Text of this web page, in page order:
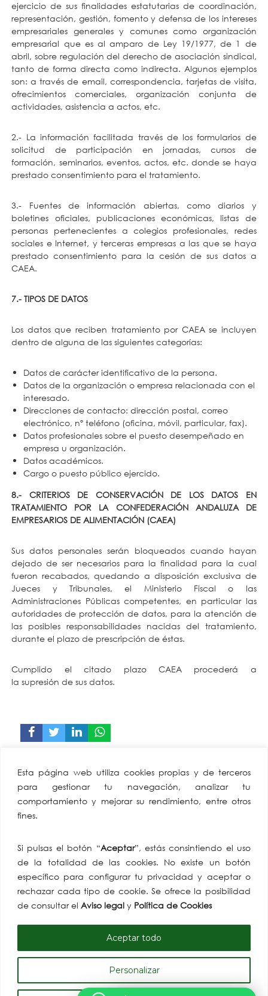
Esta página web utiliza cookies propias y de terceros
para gestionar tu navegación, analizar tu
comportamiento y mejorar su rendimiento, entre otros
fines.
Si pulsas el botón “Aceptar”, estás consintiendo el uso
de la totalidad de las cookies. No existe un botón
específico para configurar tu privacidad y aceptar o
rechazar cada tipo de cookie. Se ofrece la posibilidad
de consultar el Aviso legal y Política de Cookies
Personalizar
Aceptar todo
ejercicio de sus finalidades estatutarias de coordinación,
representación, gestión, fomento y defensa de los intereses
empresariales generales y comunes como organización
empresarial que es al amparo de Ley 19/1977, de 1 de
abril, sobre regulación del derecho de asociación sindical,
tanto de forma directa como indirecta. Algunos ejemplos
son: a través de email, correspondencia, tarjetas de visita,
ofrecimientos comerciales, organización conjunta de
actividades, asistencia a actos, etc.
2.- La información facilitada través de los formularios de
solicitud de participación en jornadas, cursos de
formación, seminarios, eventos, actos, etc. donde se haya
prestado consentimiento para el tratamiento.
3.- Fuentes de información abiertas, como diarios y
boletines oficiales, publicaciones económicas, listas de
personas pertenecientes a colegios profesionales, redes
sociales e Internet, y terceras empresas a las que se haya
prestado consentimiento para la cesión de sus datos a
CAEA.
7.- TIPOS DE DATOS
Los datos que reciben tratamiento por CAEA se incluyen
dentro de alguna de las siguientes categorías:
Datos de carácter identificativo de la persona.
Datos de la organización o empresa relacionada con el
interesado.
Direcciones de contacto: dirección postal, correo
electrónico, nº teléfono (oficina, móvil, particular, fax).
Datos profesionales sobre el puesto desempeñado en
empresa u organización.
Datos académicos.
Cargo o puesto público ejercido.
8.- CRITERIOS DE CONSERVACIÓN DE LOS DATOS EN
TRATAMIENTO POR LA CONFEDERACIÓN ANDALUZA DE
EMPRESARIOS DE ALIMENTACIÓN (CAEA)
Sus datos personales serán bloqueados cuando hayan
dejado de ser necesarios para la finalidad para la cual
fueron recabados, quedando a disposición exclusiva de
Jueces y Tribunales, el Ministerio Fiscal o las
Administraciones Públicas competentes, en particular las
autoridades de protección de datos, para la atención de
las posibles responsabilidades nacidas del tratamiento,
durante el plazo de prescripción de éstas.
Cumplido el citado plazo CAEA procederá a
la supresión de sus datos.
Confederación
Andaluza Empresarios
Alimentación y
Sevilla
tlf: +34 954 86 91 07
email:
comunicacion@caea.es